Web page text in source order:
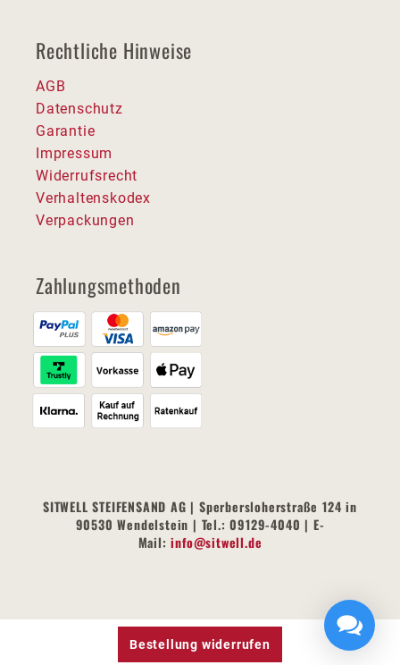
Rechtliche Hinweise
AGB
Datenschutz
Garantie
Impressum
Widerrufsrecht
Verhaltenskodex
Verpackungen
Zahlungsmethoden
SITWELL STEIFENSAND AG | Sperbersloherstraße 124 in
90530 Wendelstein | Tel.: 09129-4040 | E-
Mail:info@sitwell.de
Bestellung widerrufen